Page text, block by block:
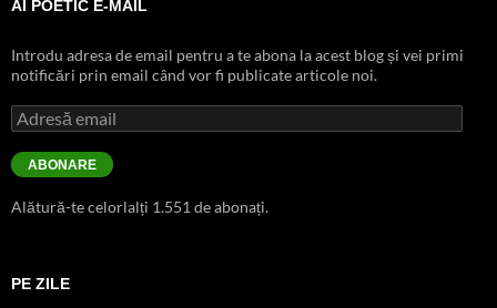
AI POETIC E-MAIL
Introdu adresa de email pentru a te abona la acest blog și vei primi
notificări prin email când vor fi publicate articole noi.
Adresă
email
ABONARE
Alătură-te celorlalți 1.551 de abonați.
PE ZILE